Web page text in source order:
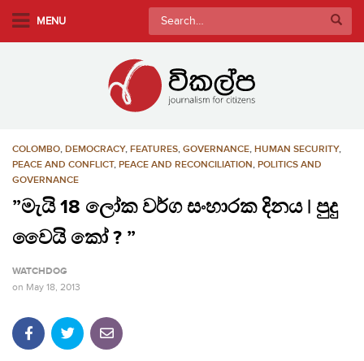
MENU
Search
for:
COLOMBO, DEMOCRACY, FEATURES, GOVERNANCE, HUMAN SECURITY,
PEACE AND CONFLICT, PEACE AND RECONCILIATION, POLITICS AND
GOVERNANCE
”මැයි 18 ලෝක වර්ග සංහාරක දිනය | පුදු​
වෛයි කෝ ? ”
WATCHDOG
on May 18, 2013